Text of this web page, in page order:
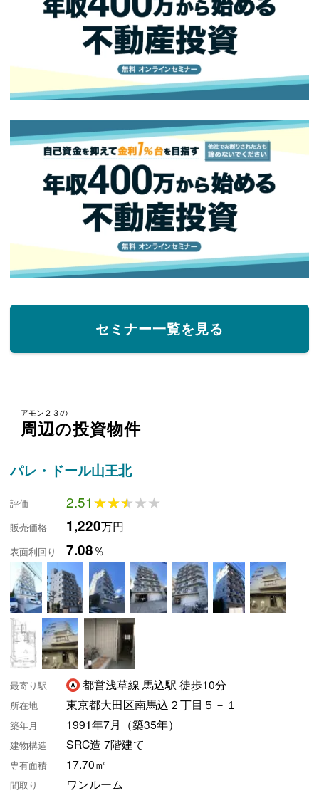
セミナー一覧を見る
アモン２３の
周辺の投資物件
パレ・ドール山王北
評価 2.51★★★★★
★★★★★
販売価格 1,220万円
表面利回り 7.08％
最寄り駅 都営浅草線 馬込駅 徒歩10分
所在地 東京都大田区南馬込２丁目５－１
築年月 1991年7月（築35年）
建物構造 SRC造 7階建て
専有面積 17.70㎡
間取り ワンルーム